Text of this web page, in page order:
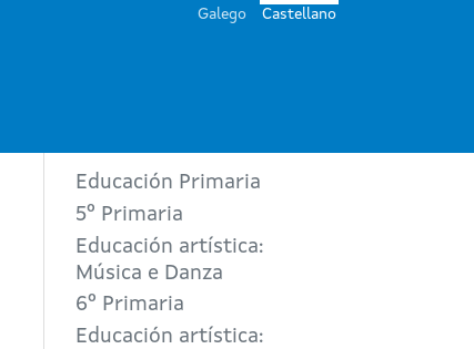
Galego Castellano
Educación Primaria
5º Primaria
Educación artística:
Música e Danza
6º Primaria
Educación artística: